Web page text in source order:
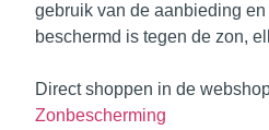
gebruik van de aanbieding
beschermd is tegen de zon,
Direct shoppen in de
Zonbescherming